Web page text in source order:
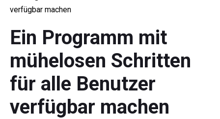
verfügbar machen
Ein Programm mit
mühelosen Schritten
für alle Benutzer
verfügbar machen